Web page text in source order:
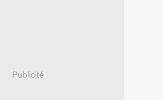
Publicité